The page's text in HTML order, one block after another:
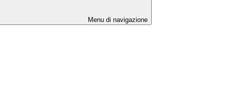
Menu di navigazione